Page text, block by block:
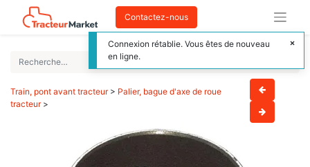
Contactez-nous
Train, pont avant tracteur> Palier, bague d'axe de roue
tracteur>
Connexion rétablie. Vous êtes de nouveau
en ligne.